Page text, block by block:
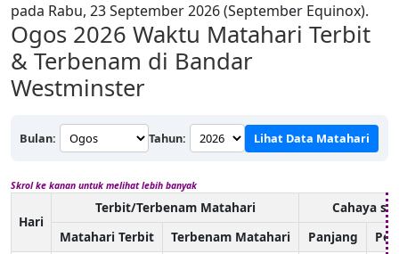
pada Rabu, 23 September 2026 (September Equinox).
Ogos 2026 Waktu Matahari Terbit
& Terbenam di Bandar
Westminster
Bulan: Tahun: Lihat Data Matahari
Skrol ke kanan untuk melihat lebih banyak
Hari
Terbit/Terbenam Matahari
Cahaya
Matahari Terbit
Terbenam Matahari Panjang